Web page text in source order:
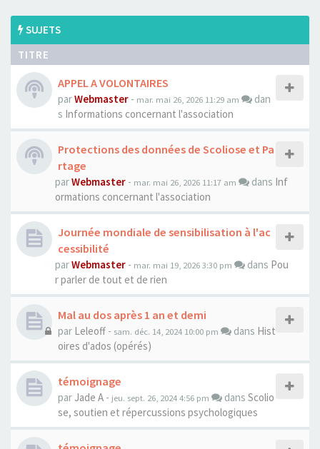
SUJETS
TITRE
APPEL A VOLONTAIRES
parWebmaster - mar. mai 26, 2026 11:29 am
dan
s Informations concernant l'association
Protections des données de Scoliose et Pa
rtage
parWebmaster - mar. mai 26, 2026 11:17 am dans Inf
ormations concernant l'association
Journée mondiale de sensibilisation à l'ac
cessibilité
parWebmaster - mar. mai 19, 2026 3:30 pm dans Pou
r parler de tout et de rien
Mal au dos après 1 an et demi
par Leleoff - sam. déc. 14, 2024 10:00 pm dans Hist
oires d'ados (opérés)
témoignage
par Jade A - jeu. sept. 26, 2024 4:56 pm dans Scolio
se, soutien et répercussions psychologiques